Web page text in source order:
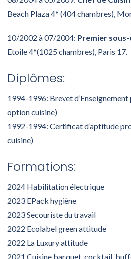
Beach Plaza 4* (404 chambres),
10/2002 à 07/2004: Premier
Etoile 4*(1025 chambres), Paris 17.
Diplômes:
1994-1996: Brevet d’Enseignement
option cuisine)
1992-1994: Certificat d’aptitude
cuisine)
Formations:
2024 Habilitation électrique
2023 EPack hygiène
2023 Secouriste du travail
2022 Ecolabel green attitude
2022 La Luxury attitude
2021 Cuisine banquet, cocktail,